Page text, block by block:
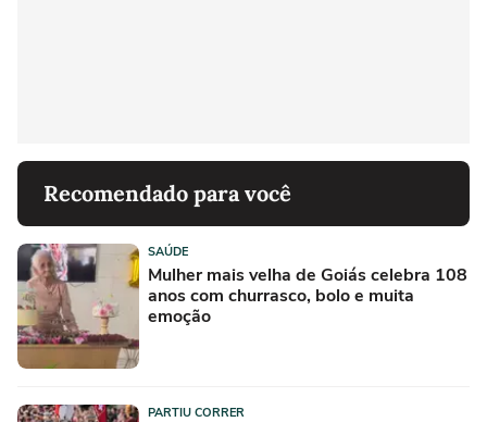
Recomendado para você
SAÚDE
Mulher mais velha de Goiás celebra 108
anos com churrasco, bolo e muita
emoção
PARTIU CORRER